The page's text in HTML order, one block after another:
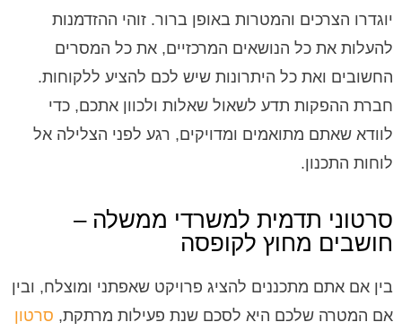
יוגדרו הצרכים והמטרות באופן ברור. זוהי ההזדמנות
להעלות את כל הנושאים המרכזיים, את כל המסרים
החשובים ואת כל היתרונות שיש לכם להציע ללקוחות.
חברת ההפקות תדע לשאול שאלות ולכוון אתכם, כדי
לוודא שאתם מתואמים ומדויקים, רגע לפני הצלילה אל
לוחות התכנון.
סרטוני תדמית למשרדי ממשלה –
חושבים מחוץ לקופסה
בין אם אתם מתכננים להציג פרויקט שאפתני ומוצלח, ובין
אם המטרה שלכם היא לסכם שנת פעילות מרתקת, סרטון